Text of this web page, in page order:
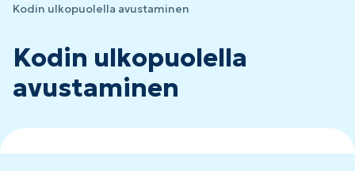
Kodin ulkopuolella avustaminen
Kodin ulkopuolella
avustaminen